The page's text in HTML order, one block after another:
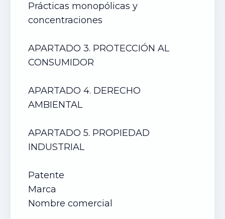
Prácticas monopólicas y
concentraciones
APARTADO 3. PROTECCIÓN AL
CONSUMIDOR
APARTADO 4. DERECHO
AMBIENTAL
APARTADO 5. PROPIEDAD
INDUSTRIAL
Patente
Marca
Nombre comercial